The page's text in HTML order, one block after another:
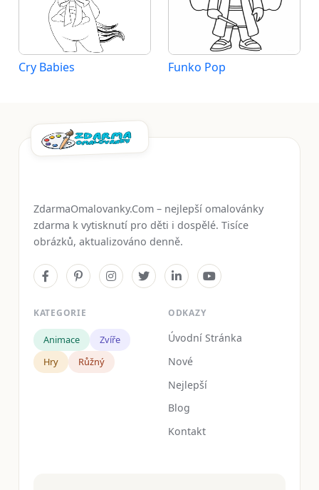
Cry Babies Funko Pop
ZdarmaOmalovanky.Com – nejlepší omalovánky
zdarma k vytisknutí pro děti i dospělé. Tisíce
obrázků, aktualizováno denně.
KATEGORIE
Animace
Zvíře
Hry
Růžný
ODKAZY
Úvodní Stránka
Nové
Nejlepší
Blog
Kontakt